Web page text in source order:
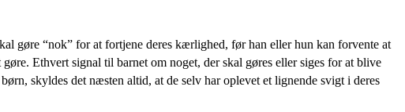
gøre “nok” for at fortjene deres kærlighed, før han eller hun kan forvente at
Ethvert signal til barnet om noget, der skal gøres eller siges for at blive
skyldes det næsten altid, at de selv har oplevet et lignende svigt i deres